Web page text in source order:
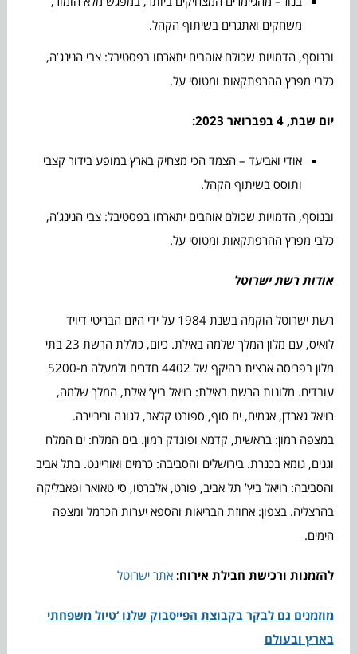
משחקים ואתגרים בשיתוף הקהל.
ובנוסף, הדמויות שכולם אוהבים יתארחו בפסטיבל: צבי הנינג’ה,
כלבי מפרץ ההרפתקאות ומטוסי על.
יום שבת, 4 בפברואר 2023:
אודי ואביעד – הצמד הכי מצחיק בארץ במופע בידור קצבי
ותוסס בשיתוף הקהל.
ובנוסף, הדמויות שכולם אוהבים יתארחו בפסטיבל: צבי הנינג’ה,
כלבי מפרץ ההרפתקאות ומטוסי על.
אודות רשת ישרוטל
רשת ישרוטל הוקמה בשנת 1984 על ידי היזם הבריטי דיויד
לואיס, עם מלון המלך שלמה באילת. כיום, כוללת הרשת 23 בתי
מלון בפריסה ארצית בהיקף של 4402 חדרים ולמעלה מ-5200
עובדים. מלונות הרשת באילת: רויאל ביץ’ אילת, המלך שלמה,
רויאל גארדן, אגמים, ים סוף, ספורט קלאב, לגונה וריביירה.
במצפה רמון: בראשית, קדמא ופונדק רמון. בים המלח: ים המלח
וגנים, גומא בכנרת. בירושלים והסביבה: כרמים ואוריינט. בתל אביב
והסביבה: רויאל ביץ’ תל אביב, פורט, אלברטו, סי טאואר ופאבליקה
בהרצליה. בצפון: אחוזת הבריאות והספא יערות הכרמל ומצפה
הימים.
להזמנות ורכישת חבילת אירוח: אתר ישרוטל
מוזמנים גם לבקר בקבוצת הפייסבוק שלנו ‘טיול משפחתי
בארץ ובעולם